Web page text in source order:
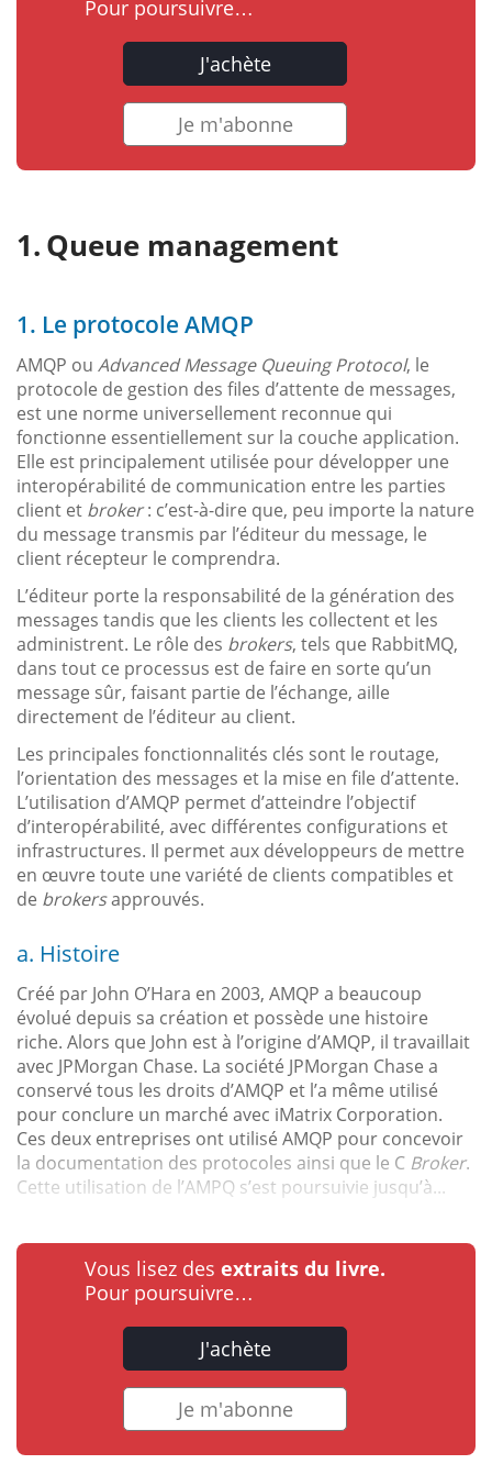
Pour poursuivre…
J'achète
Je m'abonne
Queue management
1. Le protocole AMQP
AMQP ou Advanced Message Queuing Protocol, le
protocole de gestion des files d’attente de messages,
est une norme universellement reconnue qui
fonctionne essentiellement sur la couche application.
Elle est principalement utilisée pour développer une
interopérabilité de communication entre les parties
client et broker: c’est-à-dire que, peu importe la nature
du message transmis par l’éditeur du message, le
client récepteur le comprendra.
L’éditeur porte la responsabilité de la génération des
messages tandis que les clients les collectent et les
administrent. Le rôle des brokers, tels que RabbitMQ,
dans tout ce processus est de faire en sorte qu’un
message sûr, faisant partie de l’échange, aille
directement de l’éditeur au client.
Les principales fonctionnalités clés sont le routage,
l’orientation des messages et la mise en file d’attente.
L’utilisation d’AMQP permet d’atteindre l’objectif
d’interopérabilité, avec différentes configurations et
infrastructures. Il permet aux développeurs de mettre
en œuvre toute une variété de clients compatibles et
de brokersapprouvés.
a. Histoire
Créé par John O’Hara en 2003, AMQP a beaucoup
évolué depuis sa création et possède une histoire
riche. Alors que John est à l’origine d’AMQP, il travaillait
avec JPMorgan Chase. La société JPMorgan Chase a
conservé tous les droits d’AMQP et l’a même utilisé
pour conclure un marché avec iMatrix Corporation.
Ces deux entreprises ont utilisé AMQP pour concevoir
la documentation des protocoles ainsi que le C Broker.
Cette utilisation de l’AMPQ s’est poursuivie jusqu’à...
Vous lisez des extraits du livre.
Pour poursuivre…
J'achète
Je m'abonne